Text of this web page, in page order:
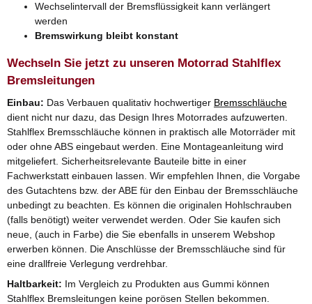
Wechselintervall der Bremsflüssigkeit kann verlängert
werden
Bremswirkung bleibt konstant
Wechseln Sie jetzt zu unseren Motorrad Stahlflex
Bremsleitungen
Einbau: Das Verbauen qualitativ hochwertiger Bremsschläuche
dient nicht nur dazu, das Design Ihres Motorrades aufzuwerten.
Stahlflex Bremsschläuche können in praktisch alle Motorräder mit
oder ohne ABS eingebaut werden. Eine Montageanleitung wird
mitgeliefert. Sicherheitsrelevante Bauteile bitte in einer
Fachwerkstatt einbauen lassen. Wir empfehlen Ihnen, die Vorgabe
des Gutachtens bzw. der ABE für den Einbau der Bremsschläuche
unbedingt zu beachten. Es können die originalen Hohlschrauben
(falls benötigt) weiter verwendet werden. Oder Sie kaufen sich
neue, (auch in Farbe) die Sie ebenfalls in unserem Webshop
erwerben können. Die Anschlüsse der Bremsschläuche sind für
eine drallfreie Verlegung verdrehbar.
Haltbarkeit: Im Vergleich zu Produkten aus Gummi können
Stahlflex Bremsleitungen keine porösen Stellen bekommen.